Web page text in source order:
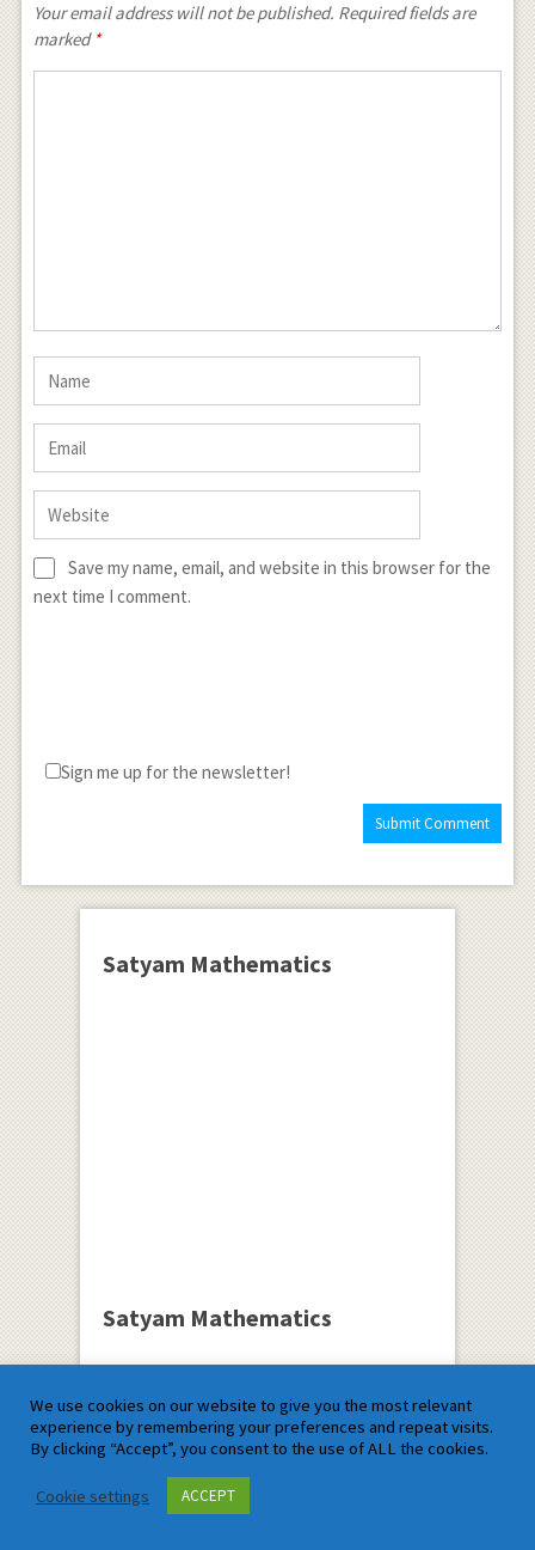
Your email address will not be published. Required fields are
marked *
Save my name, email, and website in this browser for the
next time I comment.
Sign me up for the newsletter!
Satyam Mathematics
Satyam Mathematics
We use cookies on our website to give you the most relevant
experience by remembering your preferences and repeat visits.
By clicking “Accept”, you consent to the use of ALL the cookies.
Cookie settings ACCEPT